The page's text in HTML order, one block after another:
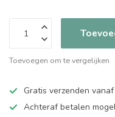
Toevoegen om te vergelijken
Gratis verzenden vanaf
Achteraf betalen